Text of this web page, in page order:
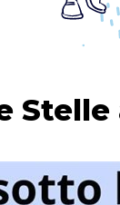
Stelle